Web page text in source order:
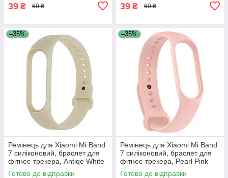
39 ₴ 60 ₴ 39 ₴ 60 ₴
–35%
Ремінець для Xiaomi Mi Band
7 силіконовий, браслет для
фітнес-трекера, Antiqe White
(1)
Готово до відправки
–35%
Ремінець для Xiaomi Mi Band
7 силіконовий, браслет для
фітнес-трекера, Pearl Pink
(34-35)
Готово до відправки